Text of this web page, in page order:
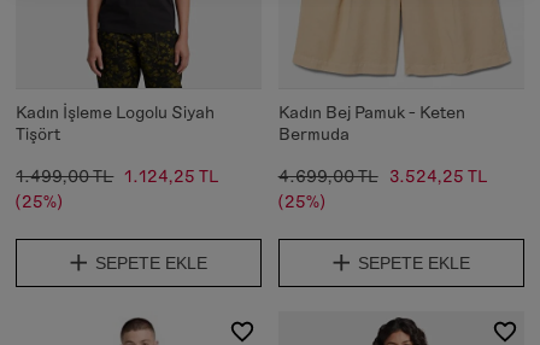
Kadın İşleme Logolu Siyah
Tişört
1.499,00 TL 1.124,25 TL
(25%)
SEPETE EKLE
Kadın Bej Pamuk - Keten
Bermuda
4.699,00 TL
3.524,25 TL
(25%)
SEPETE EKLE